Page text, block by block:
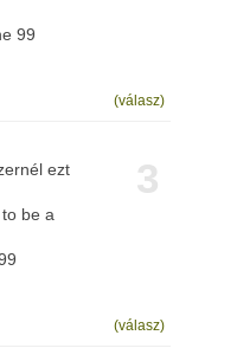
99
(válasz)
3
ezt
be a
(válasz)